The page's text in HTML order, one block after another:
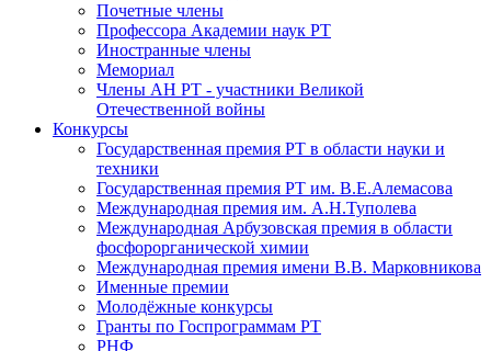
Почетные члены
Профессора Академии наук РТ
Иностранные члены
Мемориал
Члены АН РТ - участники Великой
Отечественной войны
Конкурсы
Государственная премия РТ в области науки и
техники
Государственная премия РТ им. В.Е.Алемасова
Международная премия им. А.Н.Туполева
Международная Арбузовская премия в области
фосфорорганической химии
Международная премия имени В.В. Марковникова
Именные премии
Молодёжные конкурсы
Гранты по Госпрограммам РТ
РНФ